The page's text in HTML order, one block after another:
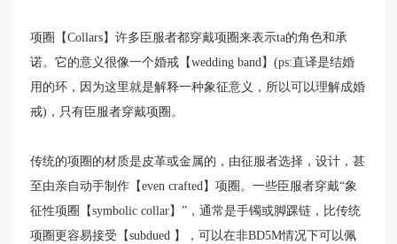
项圈【Collars】许多臣服者都穿戴项圈来表示ta的角色和承
诺。它的意义很像一个婚戒【wedding band】(ps:直译是结婚
用的环，因为这里就是解释一种象征意义，所以可以理解成婚
戒)，只有臣服者穿戴项圈。
传统的项圈的材质是皮革或金属的，由征服者选择，设计，甚
至由亲自动手制作【even crafted】项圈。一些臣服者穿戴“象
征性项圈【symbolic collar】”，通常是手镯或脚踝链，比传统
项圈更容易接受【subdued 】，可以在非BD5M情况下可以佩